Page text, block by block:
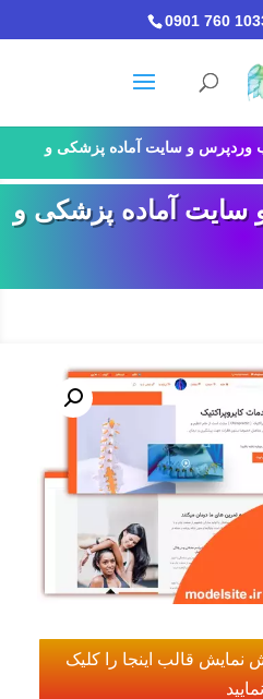
0901 760
وردپرس و سایت آماده پزشکی و
سایت آماده پزشکی و
نمایش قالب اینجا را کلیک
نمایید